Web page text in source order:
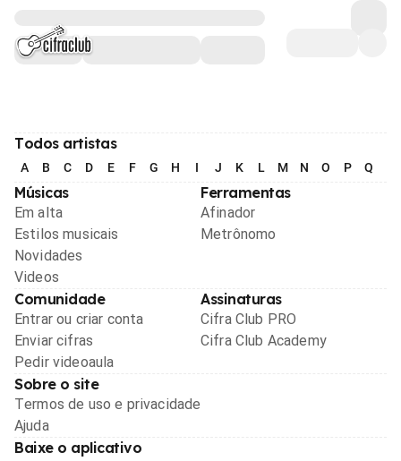
Todos artistas
A B C D E F G H I J K L M N O P Q
Músicas
Em alta
Estilos musicais
Novidades
Videos
Ferramentas
Afinador
Metrônomo
Comunidade
Entrar ou criar conta
Enviar cifras
Pedir videoaula
Assinaturas
Cifra Club PRO
Cifra Club Academy
Sobre o site
Termos de uso e privacidade
Ajuda
Baixe o aplicativo